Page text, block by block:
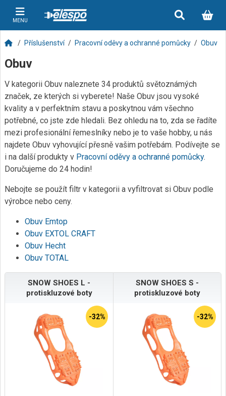
MENU
Příslušenství Pracovní oděvy a ochranné pomůcky Obuv
Obuv
V kategorii Obuv naleznete 34 produktů světoznámých
značek, ze kterých si vyberete! Naše Obuv jsou vysoké
kvality a v perfektním stavu a poskytnou vám všechno
potřebné, co jste zde hledali. Bez ohledu na to, zda se řadíte
mezi profesionální řemeslníky nebo je to vaše hobby, u nás
najdete Obuv vyhovující přesně vašim potřebám. Podívejte se
i na další produkty v Pracovní oděvy a ochranné pomůcky.
Doručujeme do 24 hodin!
Nebojte se použít filtr v kategorii a vyfiltrovat si Obuv podle
výrobce nebo ceny.
Obuv Emtop
Obuv EXTOL CRAFT
Obuv Hecht
Obuv TOTAL
SNOW SHOES L -
protiskluzové boty
-32%
SNOW SHOES S -
protiskluzové boty
-32%